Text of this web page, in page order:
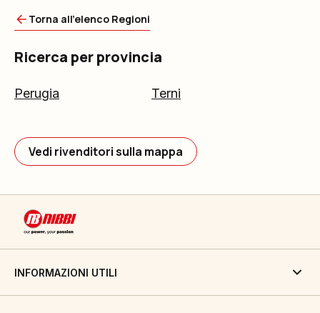
Torna all'elenco Regioni
Ricerca per provincia
Perugia Terni
Vedi rivenditori sulla mappa
INFORMAZIONI UTILI